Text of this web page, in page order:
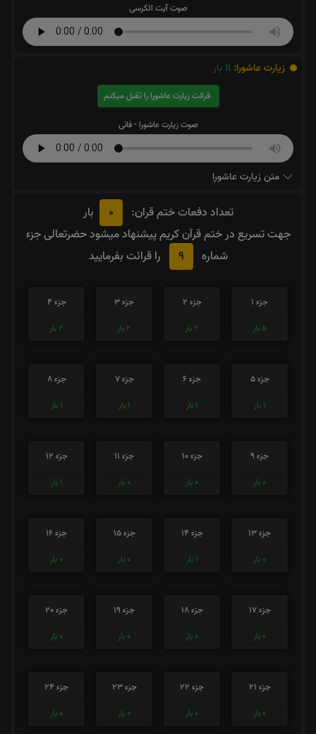
صوت آیت الکرسی
زیارت عاشورا: 11 بار
قرائت زیارت عاشورا را تقبل میکنم
صوت زیارت عاشورا - فانی
متن زیارت عاشورا
تعداد دفعات ختم قران: 0
بار
جهت تسریع در ختم قرآن کریم پیشنهاد میشود حضرتعالی جزء
شماره
9 را قرائت بفرمایید
جزء 1
5 بار
جزء 2
2 بار
جزء 3
2 بار
جزء 4
2 بار
جزء 5
1 بار
جزء 6
1 بار
جزء 7
1 بار
جزء 8
1 بار
جزء 9
0 بار
جزء 10
0 بار
جزء 11
0 بار
جزء 12
1 بار
جزء 13
0 بار
جزء 14
1 بار
جزء 15
0 بار
جزء 16
0 بار
جزء 17
0 بار
جزء 18
0 بار
جزء 19
0 بار
جزء 20
0 بار
جزء 21
0 بار
جزء 22
0 بار
جزء 23
0 بار
جزء 24
0 بار